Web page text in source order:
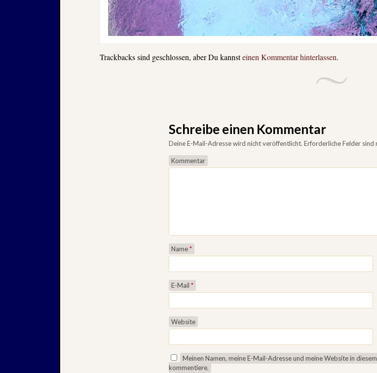
Trackbacks sind geschlossen, aber Du kannsteinen Kommentar hinterlassen.
Schreibe einen Kommentar
Deine E-Mail-Adresse wird nicht veröffentlicht. Erforderliche Felder sind
Kommentar
Name*
E-Mail *
Website
Meinen Namen, meine E-Mail-Adresse und meine Website in
kommentiere.